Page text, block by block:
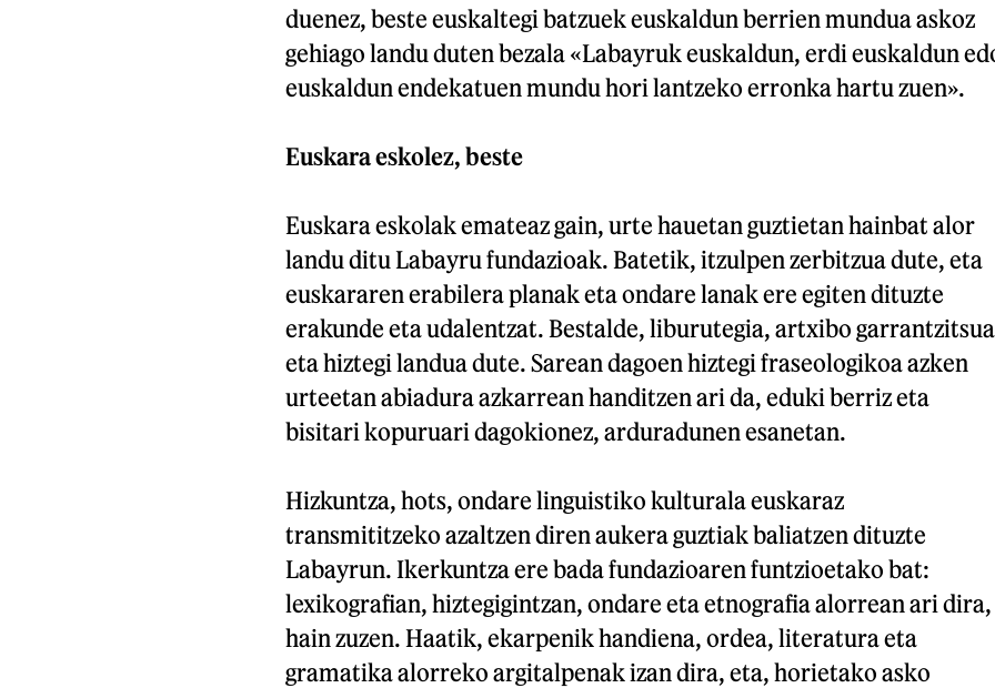
duenez, beste euskaltegi batzuek euskaldun berrien mundua askoz
gehiago landu duten bezala «Labayruk euskaldun, erdi euskaldun
euskaldun endekatuen mundu hori lantzeko erronka hartu zuen».
Euskara eskolez, beste
Euskara eskolak emateaz gain, urte hauetan guztietan hainbat alor
landu ditu Labayru fundazioak. Batetik, itzulpen zerbitzua dute, eta
euskararen erabilera planak eta ondare lanak ere egiten dituzte
erakunde eta udalentzat. Bestalde, liburutegia, artxibo garrantzitsua
eta hiztegi landua dute. Sarean dagoen hiztegi fraseologikoa azken
urteetan abiadura azkarrean handitzen ari da, eduki berriz eta
bisitari kopuruari dagokionez, arduradunen esanetan.
Hizkuntza, hots, ondare linguistiko kulturala euskaraz
transmititzeko azaltzen diren aukera guztiak baliatzen dituzte
Labayrun. Ikerkuntza ere bada fundazioaren funtzioetako bat:
lexikografian, hiztegigintzan, ondare eta etnografia alorrean ari dira,
hain zuzen. Haatik, ekarpenik handiena, ordea, literatura eta
gramatika alorreko argitalpenak izan dira, eta, horietako asko